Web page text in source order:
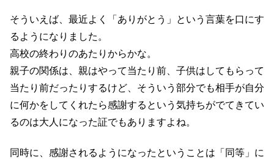
そういえば、最近よく「ありがとう」という言葉を口にす
るようになりました。
高校の終わりのあたりからかな。
親子の関係は、親はやって当たり前、子供はしてもらって
当たり前だったりするけど、そういう部分でも相手が自分
に何かをしてくれたら感謝するという気持ちがでてきてい
るのは大人になった証でもありますよね。
同時に、感謝されるようになったということは「同等」に